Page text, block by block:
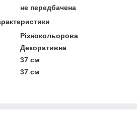
не передбачена
Різнокольорова
Декоративна
37 см
37 см